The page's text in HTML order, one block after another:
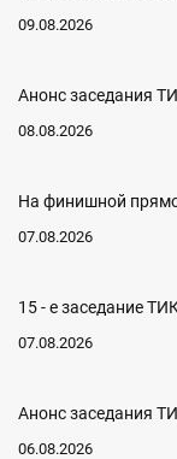
09.08.2026
Анонс заседания
08.08.2026
На финишной
07.08.2026
15 - е заседание
07.08.2026
Анонс заседания
06.08.2026